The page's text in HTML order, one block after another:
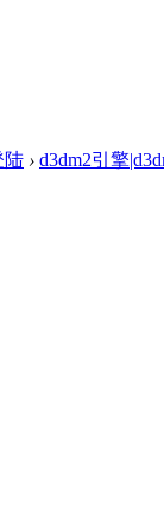
陆 › d3dm2引擎